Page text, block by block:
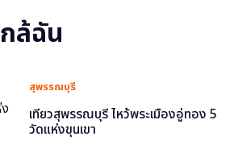
ล้ฉัน
สุพรรณบุรี
เที่ยวสุพรรณบุรี ไหว้พระเมืองอู่ทอง 5
วัดแห่งขุนเขา